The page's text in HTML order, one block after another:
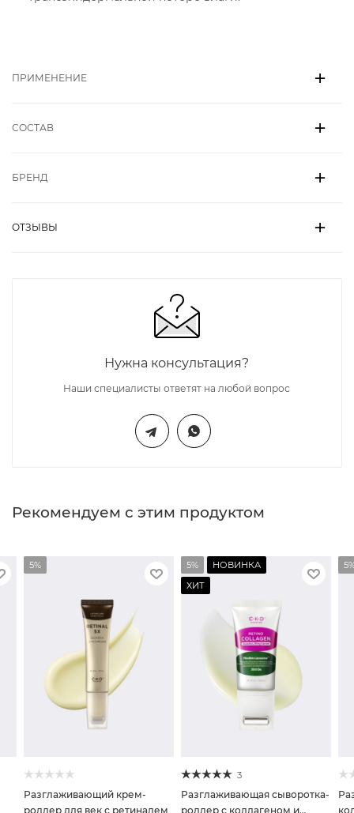
ПРИМЕНЕНИЕ
СОСТАВ
БРЕНД
ОТЗЫВЫ
Нужна консультация?
Наши специалисты ответят на любой вопрос
Рекомендуем с этим продуктом
5%
Разглаживающий крем-
роллер для век с ретиналем
5%
НОВИНКА
ХИТ
3
Разглаживающая сыворотка-
роллер с коллагеном и